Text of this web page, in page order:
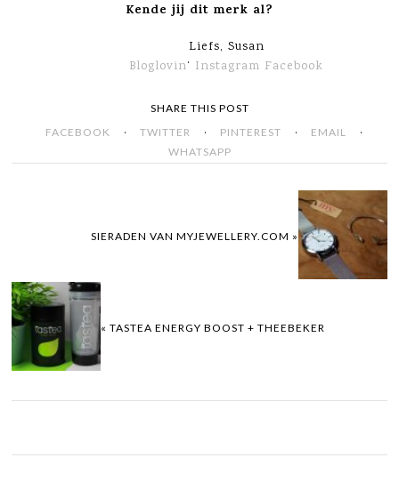
Kende jij dit merk al?
Liefs, Susan
Bloglovin‘ Instagram Facebook
SHARE THIS POST
FACEBOOK
· TWITTER · PINTEREST · EMAIL ·
WHATSAPP
SIERADEN VAN MYJEWELLERY.COM »
« TASTEA ENERGY BOOST + THEEBEKER